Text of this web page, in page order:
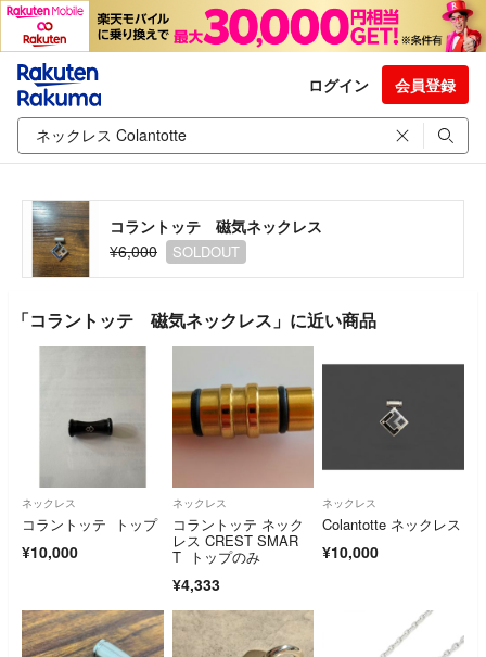
ログイン 会員登録
コラントッテ 磁気ネックレス
¥6,000
SOLDOUT
「コラントッテ 磁気ネックレス」に近い商品
ネックレス
コラントッテ トップ
¥10,000
ネックレス
コラントッテ ネック
レス CREST SMAR
T トップのみ
¥4,333
ネックレス
Colantotte ネックレス
¥10,000